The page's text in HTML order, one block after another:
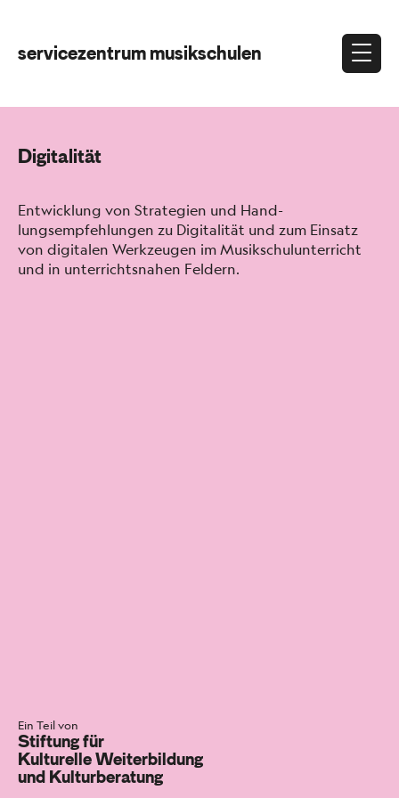
servicezentrum musikschulen
Digitalität
Entwick­lung von Strate­gien und Hand­
lungsempfehlun­gen zu Dig­i­tal­ität und zum Ein­satz
von dig­i­tal­en Werkzeu­gen im Musikschu­lun­ter­richt
und in unter­richt­sna­hen Feldern.
Ein Teil von
Stiftung für
Kulturelle Weiterbildung
und Kulturberatung